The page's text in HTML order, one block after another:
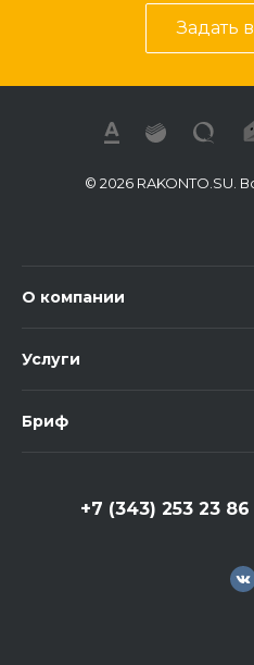
Задать
© 2026 RAKONTO.SU.
О компании
Услуги
Бриф
+7 (343) 253 23 86